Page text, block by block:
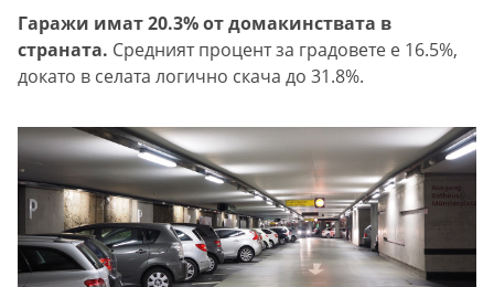
Гаражи имат 20.3% от домакинствата в
страната. Средният процент за градовете е 16.5%,
докато в селата логично скача до 31.8%.